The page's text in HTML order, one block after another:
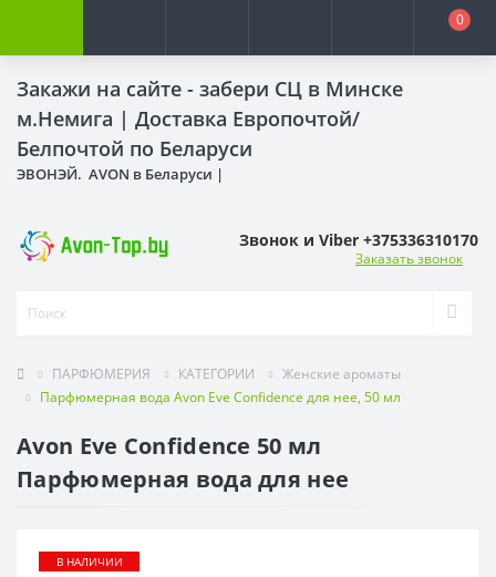
Закажи на сайте - забери СЦ в Минске
м.Немига | Доставка Европочтой/
Белпочтой по Беларуси
ЭВОНЭЙ. AVON в Беларуси |
0
Звонок и Viber +375336310170
Заказать звонок
ПАРФЮМЕРИЯ КАТЕГОРИИ
Женские ароматы
Парфюмерная вода Avon Eve Confidence для нее, 50 мл
Avon Eve Confidence 50 мл
Парфюмерная вода для нее
В НАЛИЧИИ